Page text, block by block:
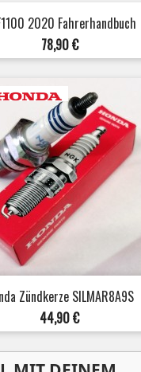
2020 Fahrerhandbuch
Preis
78,90 €
Zündkerze SILMAR8A9S
Preis
44,90 €